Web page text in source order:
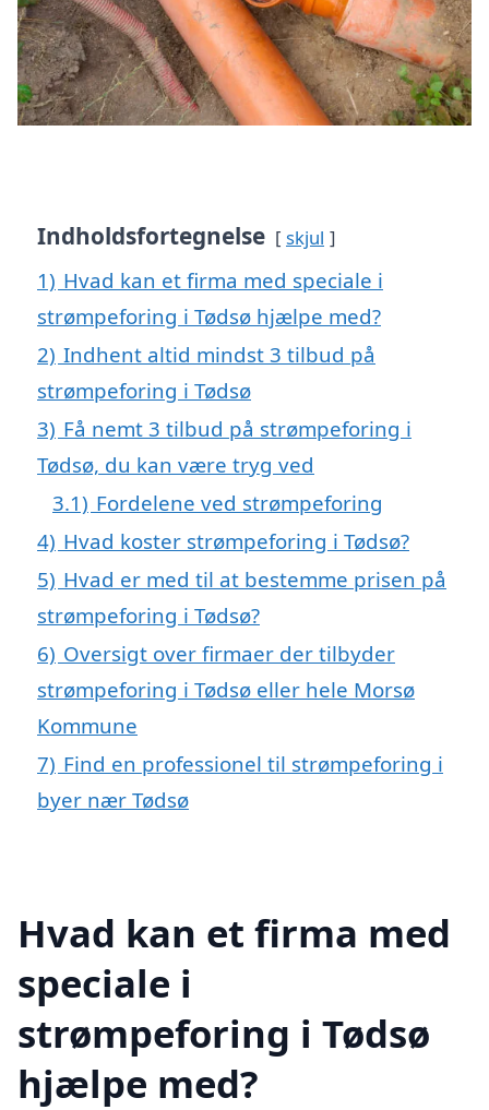
Indholdsfortegnelse skjul
1) Hvad kan et firma med speciale i
strømpeforing i Tødsø hjælpe med?
2) Indhent altid mindst 3 tilbud på
strømpeforing i Tødsø
3) Få nemt 3 tilbud på strømpeforing i
Tødsø, du kan være tryg ved
3.1) Fordelene ved strømpeforing
4) Hvad koster strømpeforing i Tødsø?
5) Hvad er med til at bestemme prisen på
strømpeforing i Tødsø?
6) Oversigt over firmaer der tilbyder
strømpeforing i Tødsø eller hele Morsø
Kommune
7) Find en professionel til strømpeforing i
byer nær Tødsø
Hvad kan et firma med
speciale i
strømpeforing i Tødsø
hjælpe med?